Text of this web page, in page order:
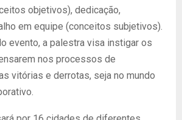
objetivos), dedicação,
em equipe (conceitos subjetivos).
evento, a palestra visa instigar os
nos processos de
vitórias e derrotas, seja no mundo